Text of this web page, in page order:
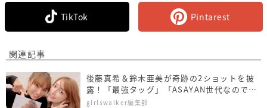
TikTok Pintarest
関連記事
後藤真希＆鈴木亜美が奇跡の2ショットを披
露！「最強タッグ」「ASAYAN世代なので胸
熱」
girlswalker編集部